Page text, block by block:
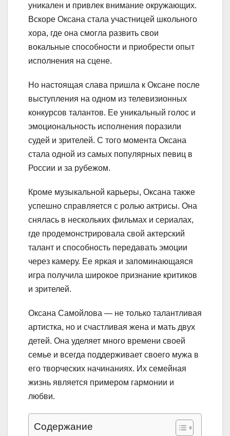
уникален и привлек внимание окружающих.
Вскоре Оксана стала участницей школьного
хора, где она смогла развить свои
вокальные способности и приобрести опыт
исполнения на сцене.
Но настоящая слава пришла к Оксане после
выступления на одном из телевизионных
конкурсов талантов. Ее уникальный голос и
эмоциональность исполнения поразили
судей и зрителей. С того момента Оксана
стала одной из самых популярных певиц в
России и за рубежом.
Кроме музыкальной карьеры, Оксана также
успешно справляется с ролью актрисы. Она
снялась в нескольких фильмах и сериалах,
где продемонстрировала свой актерский
талант и способность передавать эмоции
через камеру. Ее яркая и запоминающаяся
игра получила широкое признание критиков
и зрителей.
Оксана Самойлова — не только талантливая
артистка, но и счастливая жена и мать двух
детей. Она уделяет много времени своей
семье и всегда поддерживает своего мужа в
его творческих начинаниях. Их семейная
жизнь является примером гармонии и
любви.
Содержание